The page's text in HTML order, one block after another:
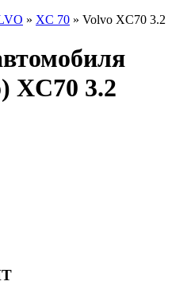
» XC 70 » Volvo XC70 3.2
XC70 3.2